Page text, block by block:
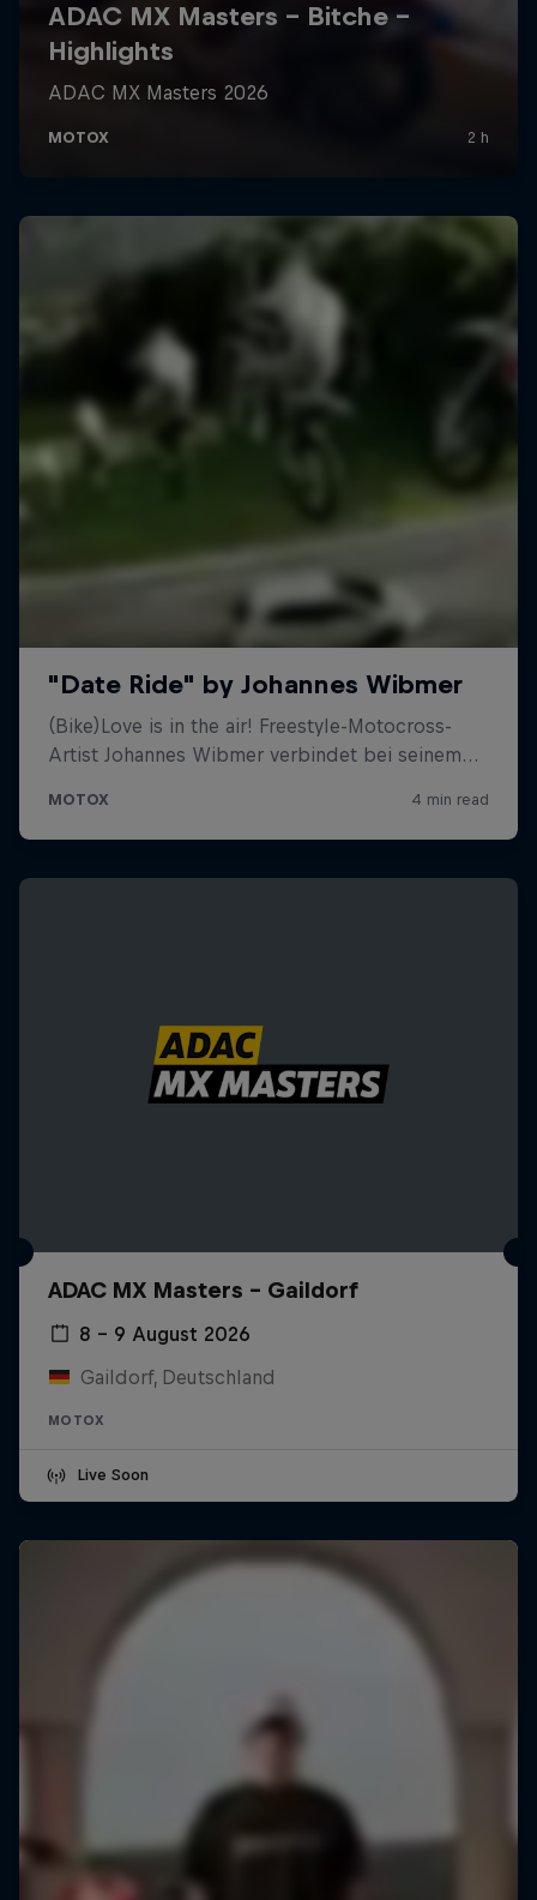
ADAC MX Masters – Gaildorf
8 – 9 August 2026
Gaildorf, Deutschland
MOTOX
Live Soon